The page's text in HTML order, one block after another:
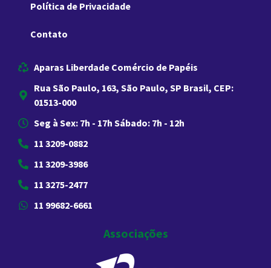
Política de Privacidade
Contato
Aparas Liberdade Comércio de Papéis
Rua São Paulo, 163, São Paulo, SP Brasil, CEP:
01513-000
Seg à Sex: 7h - 17h Sábado: 7h - 12h
11 3209-0882
11 3209-3986
11 3275-2477
11 99682-6661
Associações